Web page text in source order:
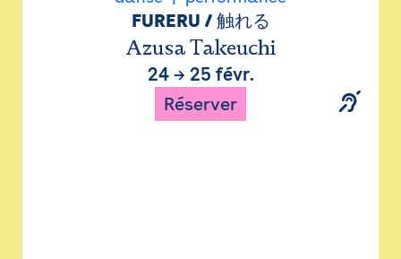
FURERU / 触れる
Azusa Takeuchi
24→ 25 févr.
Réserver